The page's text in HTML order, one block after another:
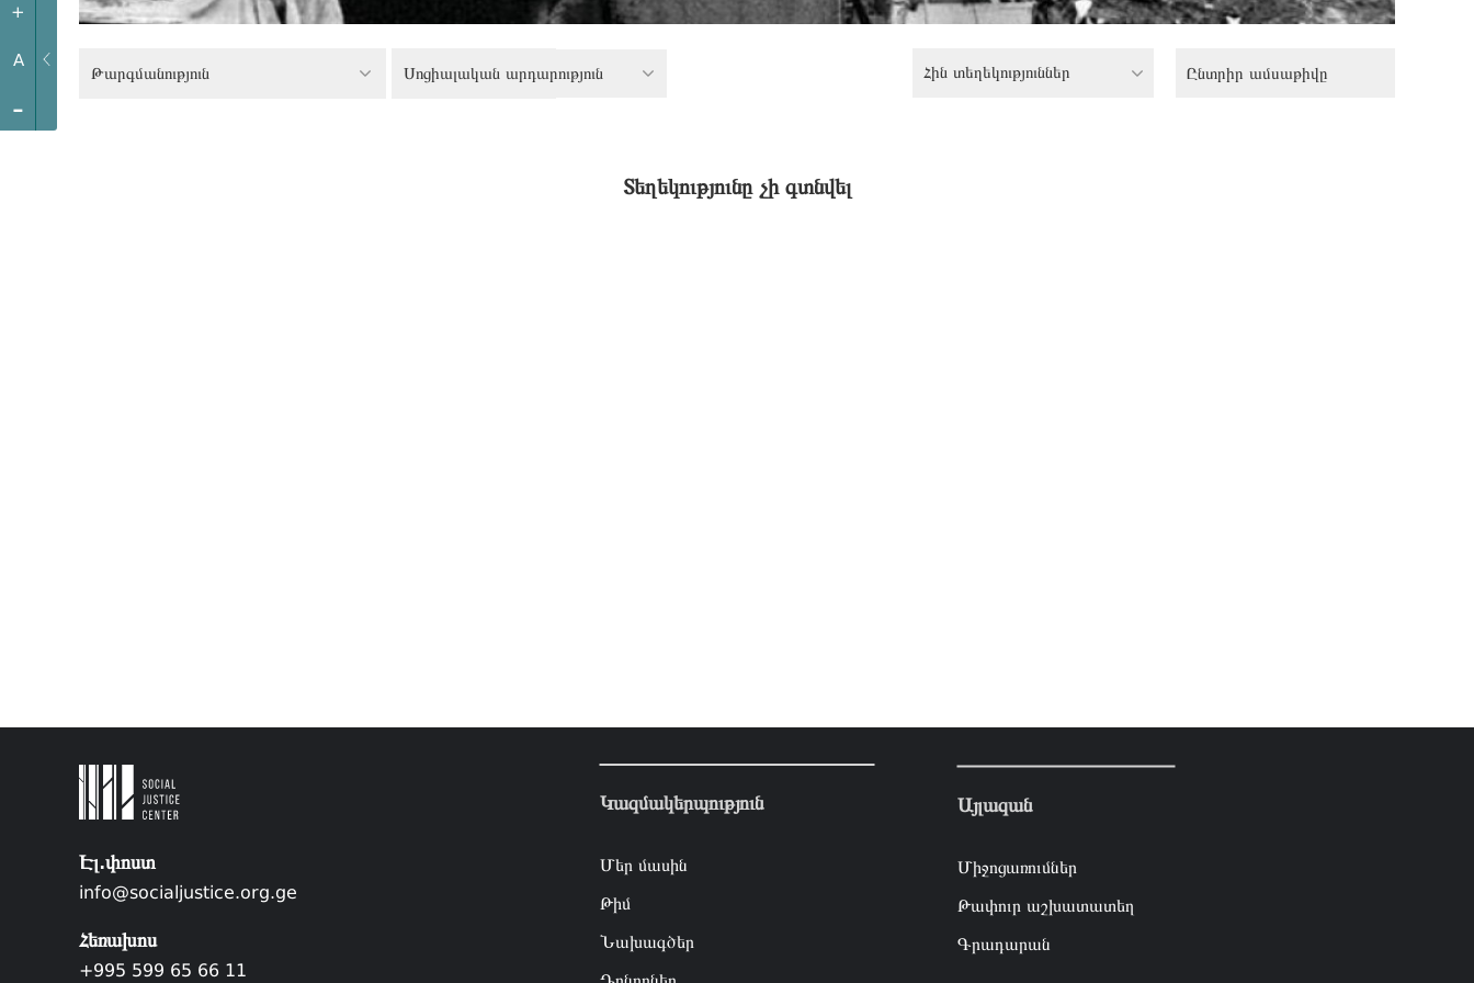
+
A
-
Թարգմանություն Սոցիալական արդարություն Հին տեղեկություններ
Տեղեկությունը չի գտնվել
Էլ.փոստ
info@socialjustice.org.ge
Հեռախոս
+995 599 65 66 11
Կազմակերպություն
Մեր մասին
Թիմ
Նախագծեր
Այլազան
Միջոցառումներ
Թափուր աշխատատեղ
Գրադարան